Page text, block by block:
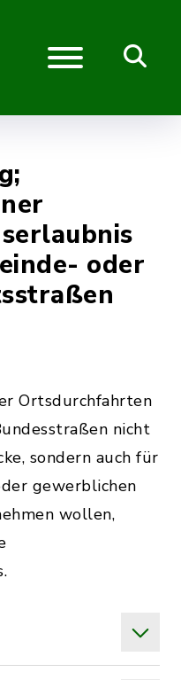
oder
Ortsdurchfahrten
nicht
sondern auch für
gewerblichen
wollen,